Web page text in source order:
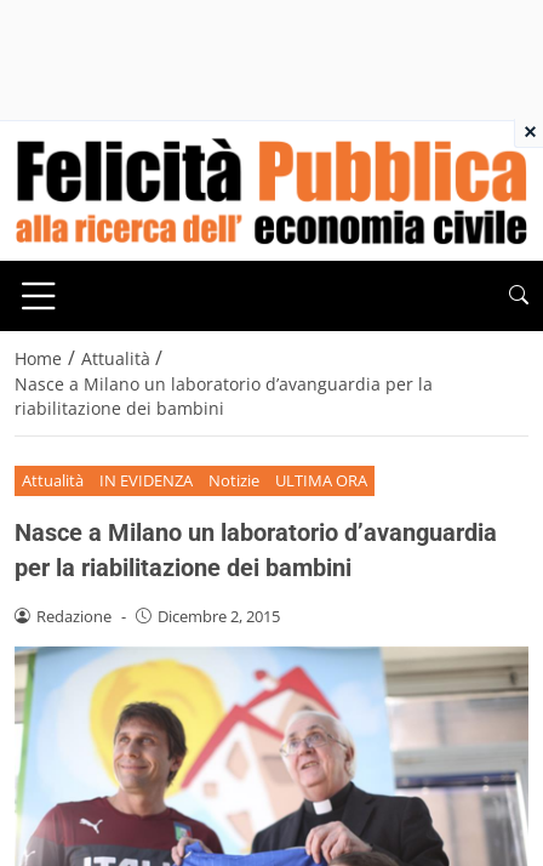
Home / Attualità /
Nasce a Milano un laboratorio d’avanguardia per la
riabilitazione dei bambini
Attualità IN EVIDENZA Notizie ULTIMA ORA
Nasce a Milano un laboratorio d’avanguardia
per la riabilitazione dei bambini
Redazione - Dicembre 2, 2015
×